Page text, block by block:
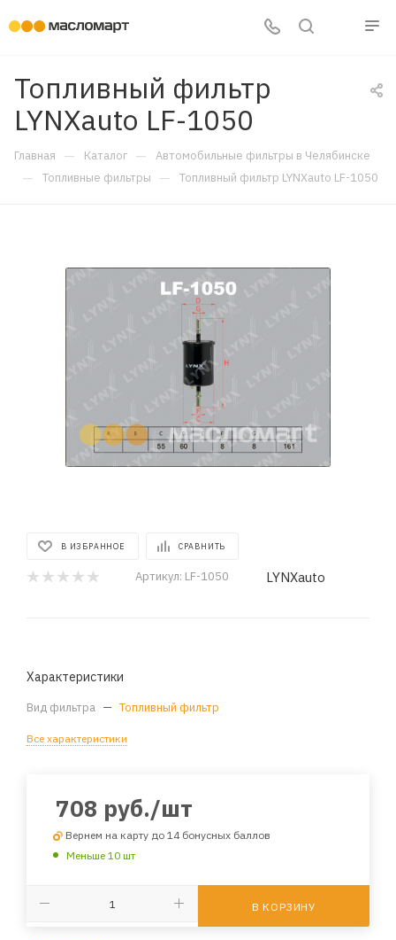
Топливный фильтр
LYNXauto LF-1050
Главная — Каталог — Автомобильные фильтры в Челябинске
— Топливные фильтры — Топливный фильтр LYNXauto LF-1050
В ИЗБРАННОЕ СРАВНИТЬ
Артикул: LF-1050 LYNXauto
Характеристики
Вид фильтра — Топливный фильтр
Все характеристики
708 руб./шт
Вернем на карту до 14 бонусных баллов
Меньше 10 шт
В КОРЗИНУ